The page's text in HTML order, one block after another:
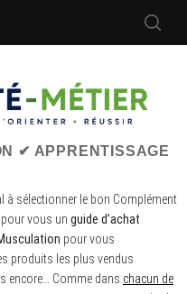
✔ APPRENTISSAGE
à sélectionner le bon Complément
vous un guide d’achat
pour vous
produits les plus vendus
encore… Comme dans chacun de